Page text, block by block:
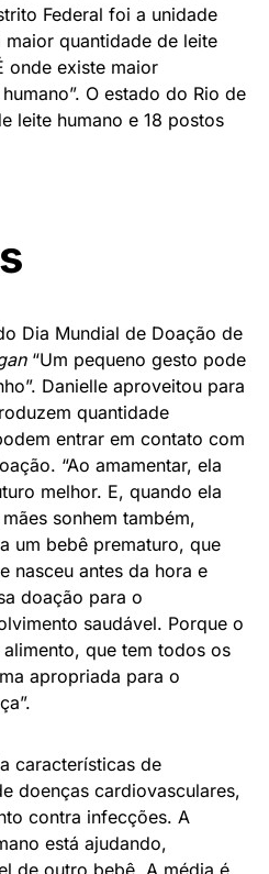
Federal foi a unidade
quantidade de leite
onde existe maior
O estado do Rio de
leite humano e 18 postos
Dia Mundial de Doação de
“Um pequeno gesto pode
Danielle aproveitou para
quantidade
entrar em contato com
“Ao amamentar, ela
melhor. E, quando ela
sonhem também,
um bebê prematuro, que
nasceu antes da hora e
doação para o
saudável. Porque o
que tem todos os
apropriada para o
características de
doenças cardiovasculares,
contra infecções. A
está ajudando,
de outro bebê. A média é